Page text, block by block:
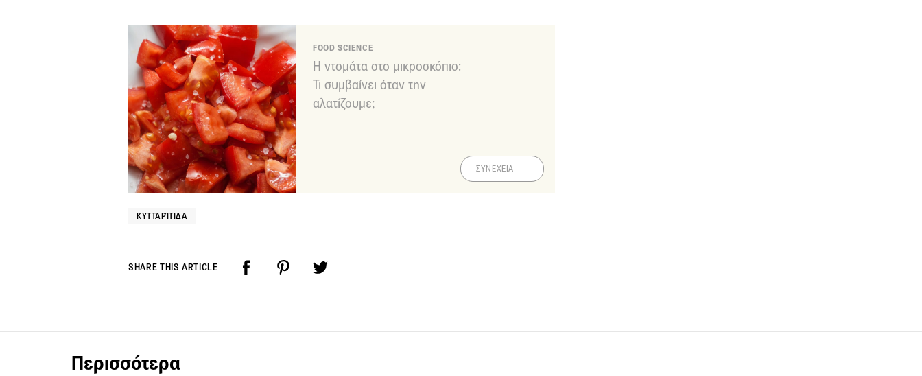
FOOD SCIENCE
Η ντομάτα στο μικροσκόπιο:
Τι συμβαίνει όταν την
αλατίζουμε;
ΣΥΝΕΧΕΙΑ
ΚΥΤΤΑΡΊΤΙΔΑ
SHARE THIS ARTICLE
Περισσότερα